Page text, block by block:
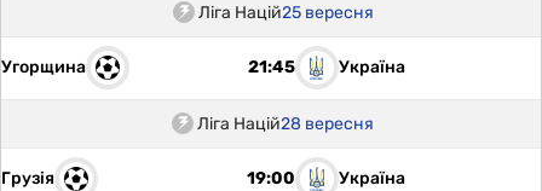
Ліга Націй25 вересня
Угорщина 21:45 Україна
Ліга Націй28 вересня
Грузія 19:00 Україна